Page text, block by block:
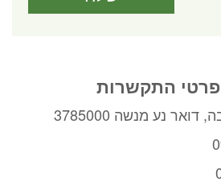
התקשרות
נע מנשה 3785000